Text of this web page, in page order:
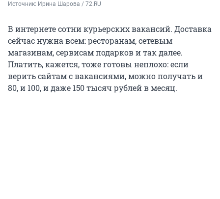
Источник: Ирина Шарова / 72.RU
В интернете сотни курьерских вакансий. Доставка
сейчас нужна всем: ресторанам, сетевым
магазинам, сервисам подарков и так далее.
Платить, кажется, тоже готовы неплохо: если
верить сайтам с вакансиями, можно получать и
80, и 100, и даже 150 тысяч рублей в месяц.